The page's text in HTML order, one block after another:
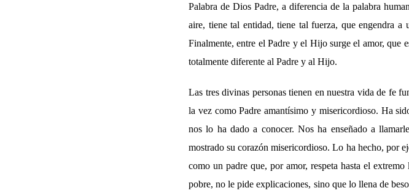
Palabra de Dios Padre, a diferencia de la palabra
aire, tiene tal entidad, tiene tal fuerza, que engendra
Finalmente, entre el Padre y el Hijo surge el amor, que
totalmente diferente al Padre y al Hijo.
Las tres divinas personas tienen en nuestra vida de fe
la vez como Padre amantísimo y misericordioso. Ha
nos lo ha dado a conocer. Nos ha enseñado a
mostrado su corazón misericordioso. Lo ha hecho, por
como un padre que, por amor, respeta hasta el
pobre, no le pide explicaciones, sino que lo llena de